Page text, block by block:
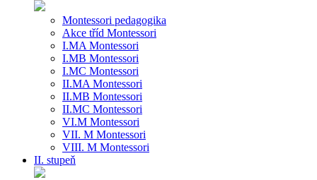
Montessori pedagogika
Akce tříd Montessori
I.MA Montessori
I.MB Montessori
I.MC Montessori
II.MA Montessori
II.MB Montessori
II.MC Montessori
VI.M Montessori
VII. M Montessori
VIII. M Montessori
II. stupeň